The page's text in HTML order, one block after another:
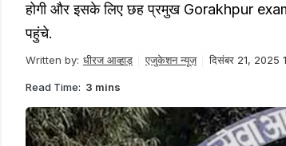
होगी और इसके लिए छह प्रमुख Gorakhpur exam
पहुंचे.
Written by: धीरज आव्हाड़ एजुकेशन न्यूज़ दिसंबर 21, 2025
Read Time: 3 mins